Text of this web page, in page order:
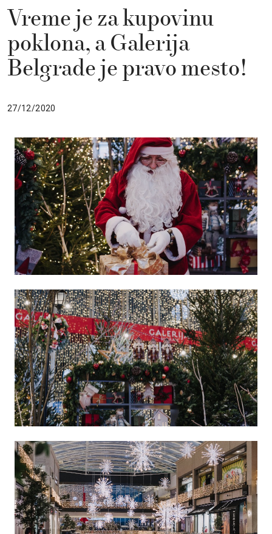
Vreme je za kupovinu
poklona, a Galerija
Belgrade je pravo mesto!
27/12/2020